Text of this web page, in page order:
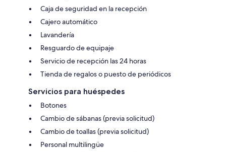
Caja de seguridad en la recepción
Cajero automático
Lavandería
Resguardo de equipaje
Servicio de recepción las 24 horas
Tienda de regalos o puesto de periódicos
Servicios para huéspedes
Botones
Cambio de sábanas (previa solicitud)
Cambio de toallas (previa solicitud)
Personal multilingüe